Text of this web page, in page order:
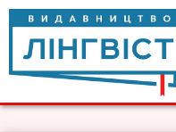
Skip
content
Видавництво Лінгвіст
Видавництво Лінгвіст –